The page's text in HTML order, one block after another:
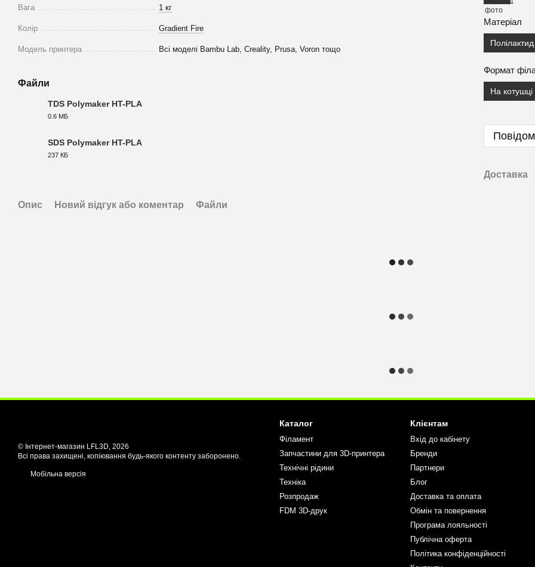
Вага 1 кг
Колір Gradient Fire
Модель принтера Всі моделі Bambu Lab, Creality, Prusa, Voron тощо
Файли
TDS Polymaker HT-PLA
0.6 МБ
SDS Polymaker HT-PLA
237 КБ
Матеріал
Полілактид
Формат
На котушці
Доставка
Опис Новий відгук або коментар Файли
© Інтернет-магазин LFL3D, 2026
Всі права захищені, копіювання будь-якого контенту заборонено.
Мобільна версія
Каталог
Філамент
Запчастини для 3D-принтера
Технічні рідини
Техніка
Розпродаж
FDM 3D-друк
Клієнтам
Вхід до кабінету
Бренди
Партнери
Блог
Доставка та оплата
Обмін та повернення
Програма лояльності
Публічна оферта
Політика конфіденційності